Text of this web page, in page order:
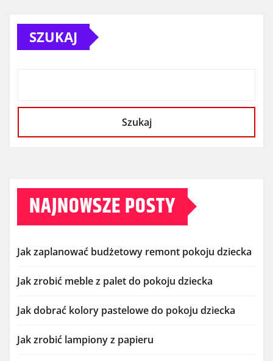
SZUKAJ
Szukaj
NAJNOWSZE POSTY
Jak zaplanować budżetowy remont pokoju dziecka
Jak zrobić meble z palet do pokoju dziecka
Jak dobrać kolory pastelowe do pokoju dziecka
Jak zrobić lampiony z papieru